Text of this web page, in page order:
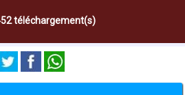
téléchargement(s)